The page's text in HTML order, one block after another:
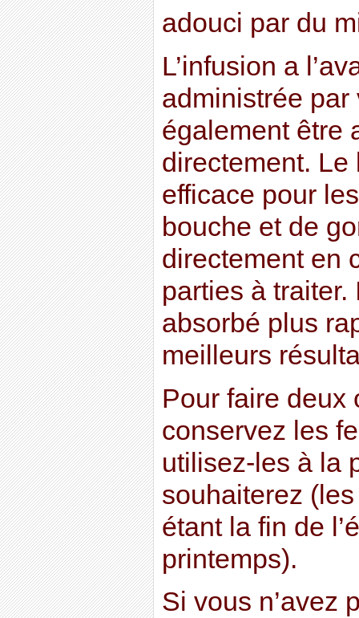
adouci par du
L’infusion a
administrée
également être
directement.
efficace pour
bouche et de
directement en
parties à
absorbé plus
meilleurs
Pour faire deux
conservez les
utilisez-les à la
souhaiterez
étant la fin de
printemps).
Si vous n’avez